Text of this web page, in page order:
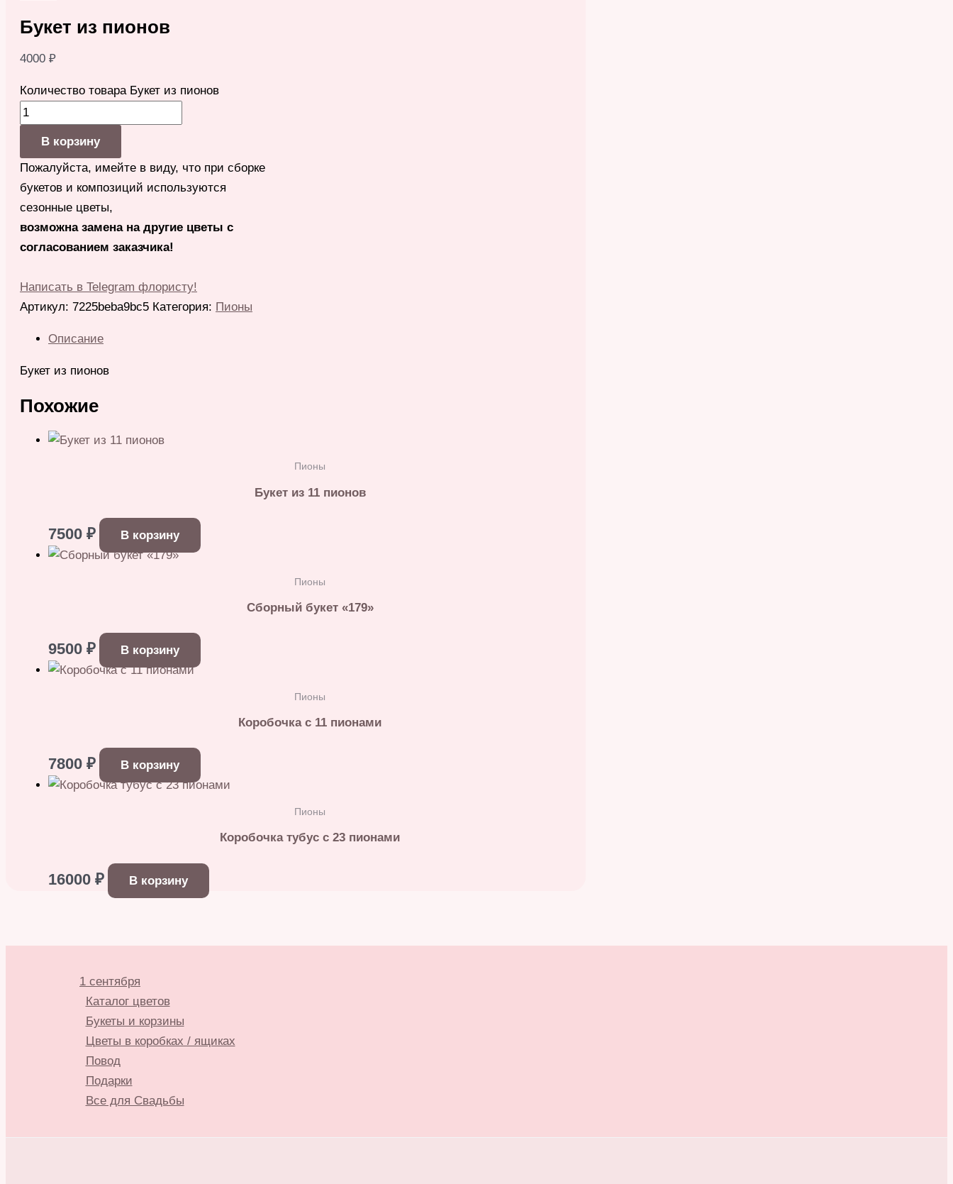
Букет из пионов
4000 ₽
Количество товара Букет из пионов
В корзину
Пожалуйста, имейте в виду, что при сборке
букетов и композиций используются
сезонные цветы,
возможна замена на другие цветы с
согласованием заказчика!
Написать в Telegram флористу!
Артикул: 7225beba9bc5 Категория: Пионы
Описание
Букет из пионов
Похожие
Пионы
Букет из 11 пионов
7500 ₽ В корзину
Пионы
Сборный букет «179»
9500 ₽ В корзину
Пионы
Коробочка с 11 пионами
7800 ₽ В корзину
Пионы
Коробочка тубус с 23 пионами
16000 ₽ В корзину
1 сентября
Каталог цветов
Букеты и корзины
Цветы в коробках / ящиках
Повод
Подарки
Все для Свадьбы